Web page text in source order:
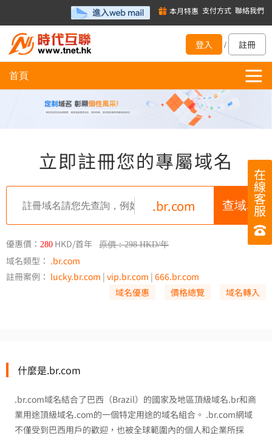
本月特惠 支付方式 聯絡我們
登入 / 註冊
在
線
客
服
首頁
立即註冊您的專屬域名
.br.com
優惠價： 280 HKD/首年 原價：298 HKD/年
域名類型： .br.com
註冊案例： lucky.br.com | vip.br.com | 666.br.com
域名優惠
價格總覽 域名轉入
什麼是.br.com
.br.com域名結合了巴西（Brazil）的國家及地區頂級域名.br和商
業用途頂級域名.com的一個特定用途的域名組合。 .br.com網域
不僅受到巴西用戶的歡迎，也被全球範圍內的個人和企業所採